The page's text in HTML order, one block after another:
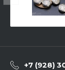
+7 (928)